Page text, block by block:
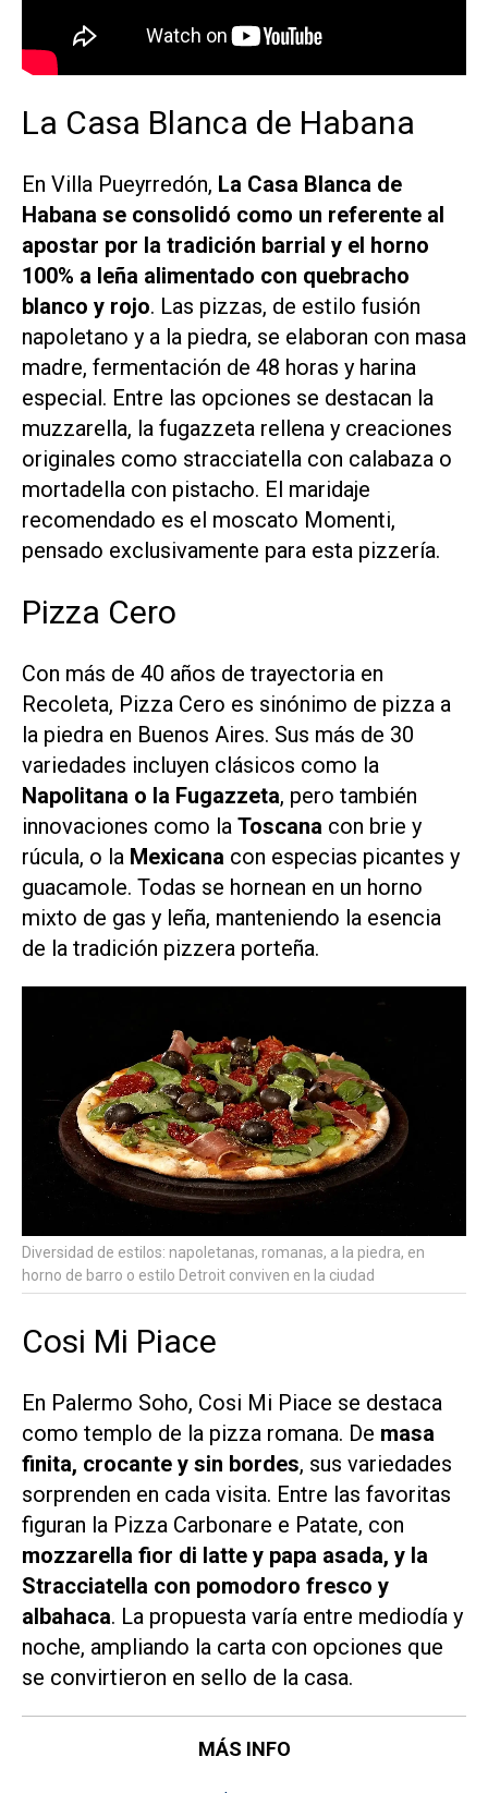
La Casa Blanca de Habana
En Villa Pueyrredón, La Casa Blanca de
Habana se consolidó como un referente al
apostar por la tradición barrial y el horno
100% a leña alimentado con quebracho
blanco y rojo. Las pizzas, de estilo fusión
napoletano y a la piedra, se elaboran con masa
madre, fermentación de 48 horas y harina
especial. Entre las opciones se destacan la
muzzarella, la fugazzeta rellena y creaciones
originales como stracciatella con calabaza o
mortadella con pistacho. El maridaje
recomendado es el moscato Momenti,
pensado exclusivamente para esta pizzería.
Pizza Cero
Con más de 40 años de trayectoria en
Recoleta, Pizza Cero es sinónimo de pizza a
la piedra en Buenos Aires. Sus más de 30
variedades incluyen clásicos como la
Napolitana o la Fugazzeta, pero también
innovaciones como la Toscana con brie y
rúcula, o la Mexicana con especias picantes y
guacamole. Todas se hornean en un horno
mixto de gas y leña, manteniendo la esencia
de la tradición pizzera porteña.
Diversidad de estilos: napoletanas, romanas, a la piedra, en
horno de barro o estilo Detroit conviven en la ciudad
Cosi Mi Piace
En Palermo Soho, Cosi Mi Piace se destaca
como templo de la pizza romana. De masa
finita, crocante y sin bordes, sus variedades
sorprenden en cada visita. Entre las favoritas
figuran la Pizza Carbonare e Patate, con
mozzarella fior di latte y papa asada, y la
Stracciatella con pomodoro fresco y
albahaca. La propuesta varía entre mediodía y
noche, ampliando la carta con opciones que
se convirtieron en sello de la casa.
MÁS INFO